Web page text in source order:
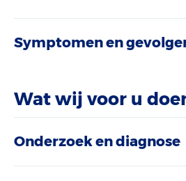
Symptomen en
Wat wij voor u
Onderzoek en diagnose